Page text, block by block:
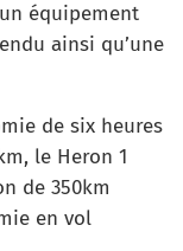
équipement
ainsi qu’une
de six heures
le Heron 1
de 350km
en vol